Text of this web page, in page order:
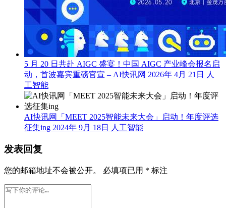
5 月 20 日共赴 AIGC 盛宴！中国 AIGC 产业峰会报名启
动，首波嘉宾重磅官宣 – AI快讯网 2026年 4月 21日
人
工智能
AI快讯网「MEET 2025智能未来大会」启动！年度评选
征集ing 2024年 9月 18日 人工智能
发表回复
您的邮箱地址不会被公开。 必填项已用 * 标注